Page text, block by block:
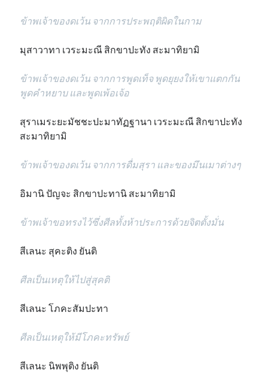
ข้าพเจ้าของดเว้น จากการประพฤติผิดในกาม
มุสาวาทา เวระมะณี สิกขาปะทัง สะมาทิยามิ
ข้าพเจ้าของดเว้น จากการพูดเท็จ พูดยุยงให้เขาแตกกัน
พูดคำหยาบ และพูดเพ้อเจ้อ
สุราเมระยะมัชชะปะมาทัฏฐานา เวระมะณี สิกขาปะทัง
สะมาทิยามิ
ข้าพเจ้าของดเว้น จากการดื่มสุรา และของมึนเมาต่างๆ
อิมานิ ปัญจะ สิกขาปะทานิ สะมาทิยามิ
ข้าพเจ้าขอทรงไว้ซึ่งศีลทั้งห้าประการด้วยจิตตั้งมั่น
สีเลนะ สุคะติง ยันติ
ศีลเป็นเหตุให้ไปสู่สุคติ
สีเลนะ โภคะสัมปะทา
ศีลเป็นเหตุให้มีโภคะทรัพย์
สีเลนะ นิพพุติง ยันติ